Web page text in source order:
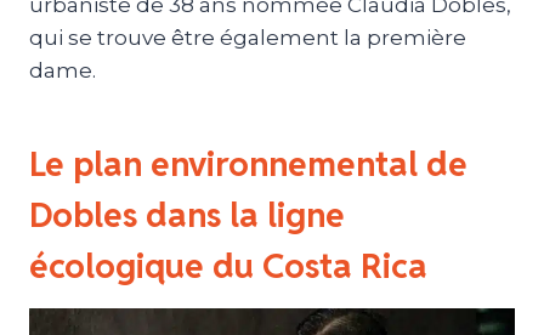
urbaniste de 38 ans nommée Claudia Dobles,
qui se trouve être également la première
dame.
Le plan environnemental de
Dobles dans la ligne
écologique du Costa Rica